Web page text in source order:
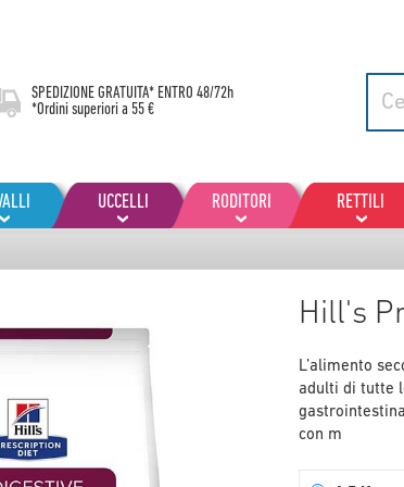
SPEDIZIONE GRATUITA* ENTRO 48/72h
*Ordini superiori a 55 €
UCCELLI RODITORI RETTILI
Hill's
L’alimento
adulti di tutte
con m